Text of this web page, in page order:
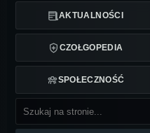
AKTUALNOŚCI
CZOŁGOPEDIA
SPOŁECZNOŚĆ